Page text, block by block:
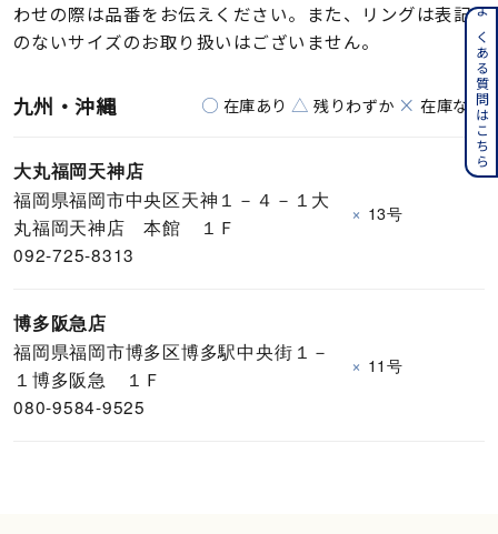
わせの際は品番をお伝えください。また、リングは表記
のないサイズのお取り扱いはございません。
○ 在庫あり △ 残りわずか × 在庫なし
九州・沖縄
大丸福岡天神店
福岡県福岡市中央区天神１－４－１大
丸福岡天神店 本館 １Ｆ
092-725-8313
× 13号
博多阪急店
福岡県福岡市博多区博多駅中央街１－
１博多阪急 １Ｆ
080-9584-9525
× 11号
よくある質問はこちら